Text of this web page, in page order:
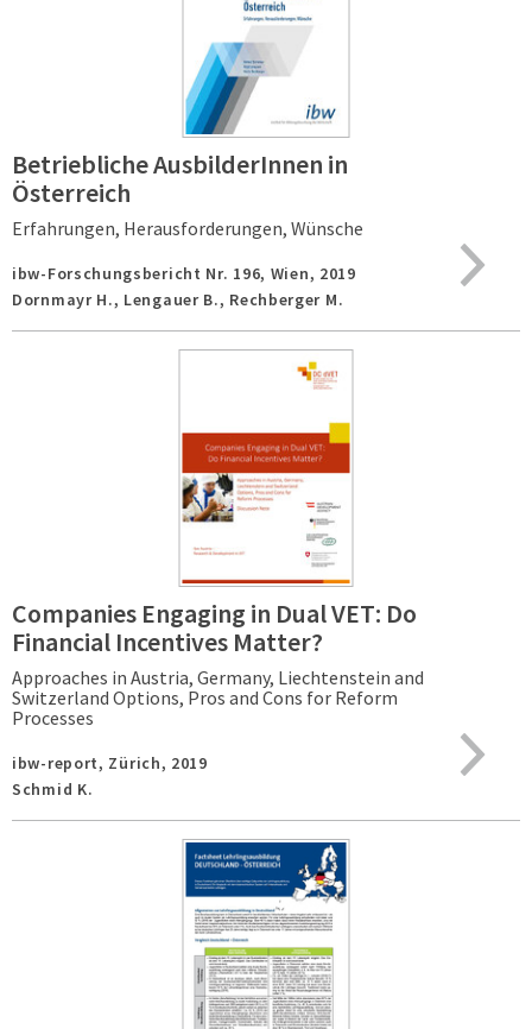
Betriebliche AusbilderInnen in
Österreich
Erfahrungen, Herausforderungen, Wünsche
ibw-Forschungsbericht Nr. 196, Wien, 2019
Dornmayr H., Lengauer B., Rechberger M.
Companies Engaging in Dual VET: Do
Financial Incentives Matter?
Approaches in Austria, Germany, Liechtenstein and
Switzerland Options, Pros and Cons for Reform
Processes
ibw-report, Zürich, 2019
Schmid K.